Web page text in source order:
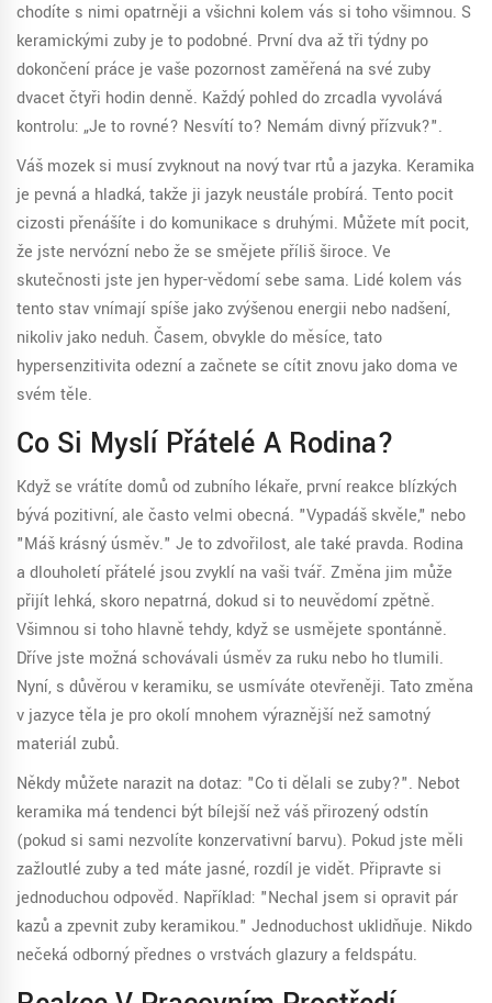
chodíte s nimi opatrněji a všichni kolem vás si toho všimnou. S
keramickými zuby je to podobné. První dva až tři týdny po
dokončení práce je vaše pozornost zaměřená na své zuby
dvacet čtyři hodin denně. Každý pohled do zrcadla vyvolává
kontrolu: „Je to rovné? Nesvítí to? Nemám divný přízvuk?".
Váš mozek si musí zvyknout na nový tvar rtů a jazyka. Keramika
je pevná a hladká, takže ji jazyk neustále probírá. Tento pocit
cizosti přenášíte i do komunikace s druhými. Můžete mít pocit,
že jste nervózní nebo že se smějete příliš široce. Ve
skutečnosti jste jen hyper-vědomí sebe sama. Lidé kolem vás
tento stav vnímají spíše jako zvýšenou energii nebo nadšení,
nikoliv jako neduh. Časem, obvykle do měsíce, tato
hypersenzitivita odezní a začnete se cítit znovu jako doma ve
svém těle.
Co Si Myslí Přátelé A Rodina?
Když se vrátíte domů od zubního lékaře, první reakce blízkých
bývá pozitivní, ale často velmi obecná. "Vypadáš skvěle," nebo
"Máš krásný úsměv." Je to zdvořilost, ale také pravda. Rodina
a dlouholetí přátelé jsou zvyklí na vaši tvář. Změna jim může
přijít lehká, skoro nepatrná, dokud si to neuvědomí zpětně.
Všimnou si toho hlavně tehdy, když se usmějete spontánně.
Dříve jste možná schovávali úsměv za ruku nebo ho tlumili.
Nyní, s důvěrou v keramiku, se usmíváte otevřeněji. Tato změna
v jazyce těla je pro okolí mnohem výraznější než samotný
materiál zubů.
Někdy můžete narazit na dotaz: "Co ti dělali se zuby?". Neboť
keramika má tendenci být bílejší než váš přirozený odstín
(pokud si sami nezvolíte konzervativní barvu). Pokud jste měli
zažloutlé zuby a teď máte jasné, rozdíl je vidět. Připravte si
jednoduchou odpověď. Například: "Nechal jsem si opravit pár
kazů a zpevnit zuby keramikou." Jednoduchost uklidňuje. Nikdo
nečeká odborný přednes o vrstvách glazury a feldspátu.